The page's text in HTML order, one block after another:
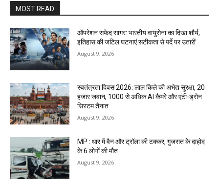
MOST READ
ऑपरेशन सफेद सागर: भारतीय वायुसेना का दिखा शौर्य,
इतिहास की जटिल घटनाएं सटीकता से पर्दे पर उतारीं
August 9, 2026
स्वतंत्रता दिवस 2026: लाल किले की अभेद्य सुरक्षा, 20
हजार जवान, 1000 से अधिक AI कैमरे और एंटी-ड्रोन
सिस्टम तैनात
August 9, 2026
MP : धार में वैन और ट्रॉला की टक्कर, गुजरात के दाहोद
के 6 लोगों की मौत
August 9, 2026